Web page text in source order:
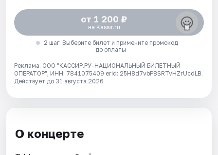
от 1 200 ₽
на Kassir.ru
2 шаг. Выберите билет и примените промокод
до оплаты
Реклама. ООО "КАССИР.РУ-НАЦИОНАЛЬНЫЙ БИЛЕТНЫЙ
ОПЕРАТОР", ИНН: 7841075409 erid: 25H8d7vbP8SRTvHZrUcdLB.
Действует до 31 августа 2026
О концерте